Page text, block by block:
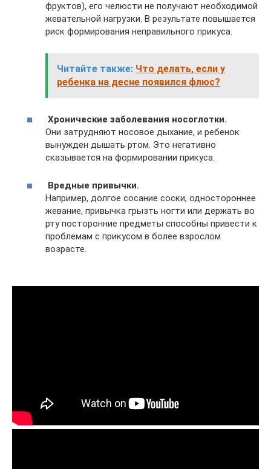
фруктов), его челюсти не получают необходимой
жевательной нагрузки. В результате повышается
риск формирования неправильного прикуса.
Читайте также: Что делать, если у
ребенка на десне появился флюс?
Хронические заболевания носоглотки.
Они затрудняют носовое дыхание, и ребенок
вынужден дышать ртом. Это негативно
сказывается на формировании прикуса.
Вредные привычки.
Например, долгое сосание соски, одностороннее
жевание, привычка грызть ногти или держать во
рту посторонние предметы способны привести к
проблемам с прикусом в более взрослом
возрасте.